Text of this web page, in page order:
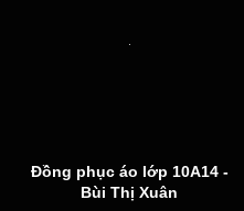
Đồng phục áo lớp 10A14 -
Bùi Thị Xuân